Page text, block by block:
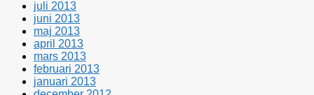
juli 2013
juni 2013
maj 2013
april 2013
mars 2013
februari 2013
januari 2013